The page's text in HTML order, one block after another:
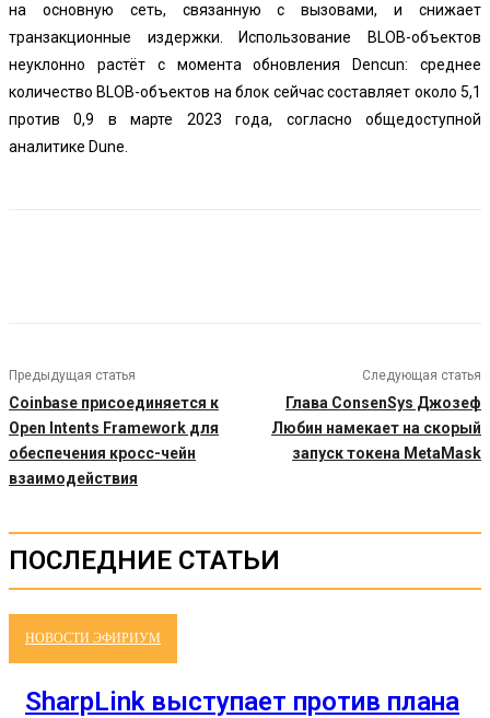
на основную сеть, связанную с вызовами, и снижает
транзакционные издержки. Использование BLOB-объектов
неуклонно растёт с момента обновления Dencun: среднее
количество BLOB-объектов на блок сейчас составляет около 5,1
против 0,9 в марте 2023 года, согласно общедоступной
аналитике Dune.
Предыдущая статья
Coinbase присоединяется к
Open Intents Framework для
обеспечения кросс-чейн
взаимодействия
Следующая статья
Глава ConsenSys Джозеф
Любин намекает на скорый
запуск токена MetaMask
ПОСЛЕДНИЕ СТАТЬИ
НОВОСТИ ЭФИРИУМ
SharpLink выступает против плана